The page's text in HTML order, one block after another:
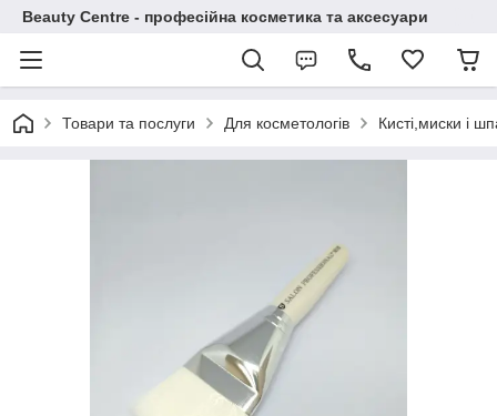
Beauty Centre - професійна косметика та аксесуари
Товари та послуги Для косметологів Кисті,миски і